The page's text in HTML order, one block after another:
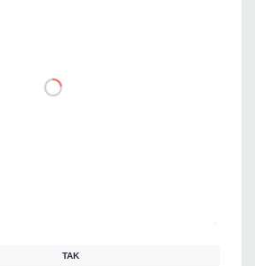
TAK